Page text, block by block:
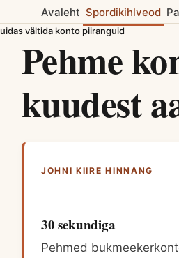
Avaleht Spordikihlveod
vältida konto piiranguid
Pehme
kuudest
JOHNI KIIRE HINNANG
30 sekundiga
Pehmed